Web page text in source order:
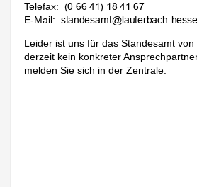
Telefax:
E-Mail:
Leider ist uns für das Standesamt
derzeit kein konkreter
melden Sie sich in der Zentrale.